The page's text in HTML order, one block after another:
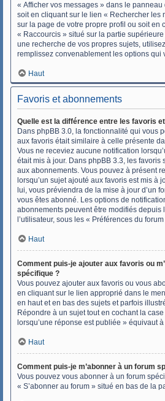
« Afficher vos messages » dans le panneau
soit en cliquant sur le lien « Rechercher les
sur la page de votre propre profil ou soit en
« Raccourcis » situé sur la partie
une recherche de vos propres sujets,
remplissez convenablement les options qui
Haut
Favoris et abonnements
Quelle est la différence entre les favoris
Dans phpBB 3.0, la fonctionnalité qui vous
aux favoris était similaire à celle présente
Vous ne receviez aucune notification
était mis à jour. Dans phpBB 3.3, les favoris
aux abonnements. Vous pouvez à présent
lorsqu’un sujet ajouté aux favoris est mis à
lui, vous préviendra de la mise à jour d’un
vous êtes abonné. Les options de
abonnements peuvent être modifiés depuis
l’utilisateur, sous les « Préférences du
Haut
Comment puis-je ajouter aux favoris ou
spécifique ?
Vous pouvez ajouter aux favoris ou vous
en cliquant sur le lien approprié dans le
en haut et en bas des sujets et parfois
Répondre à un sujet tout en cochant la
lorsqu’une réponse est publiée » équivaut
Haut
Comment puis-je m’abonner à un forum
Vous pouvez vous abonner à un forum
« S’abonner au forum » situé en bas de la